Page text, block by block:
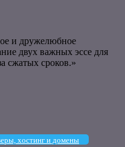
и дружелюбное
двух важных эссе для
сжатых сроков.»
хостинг и домены